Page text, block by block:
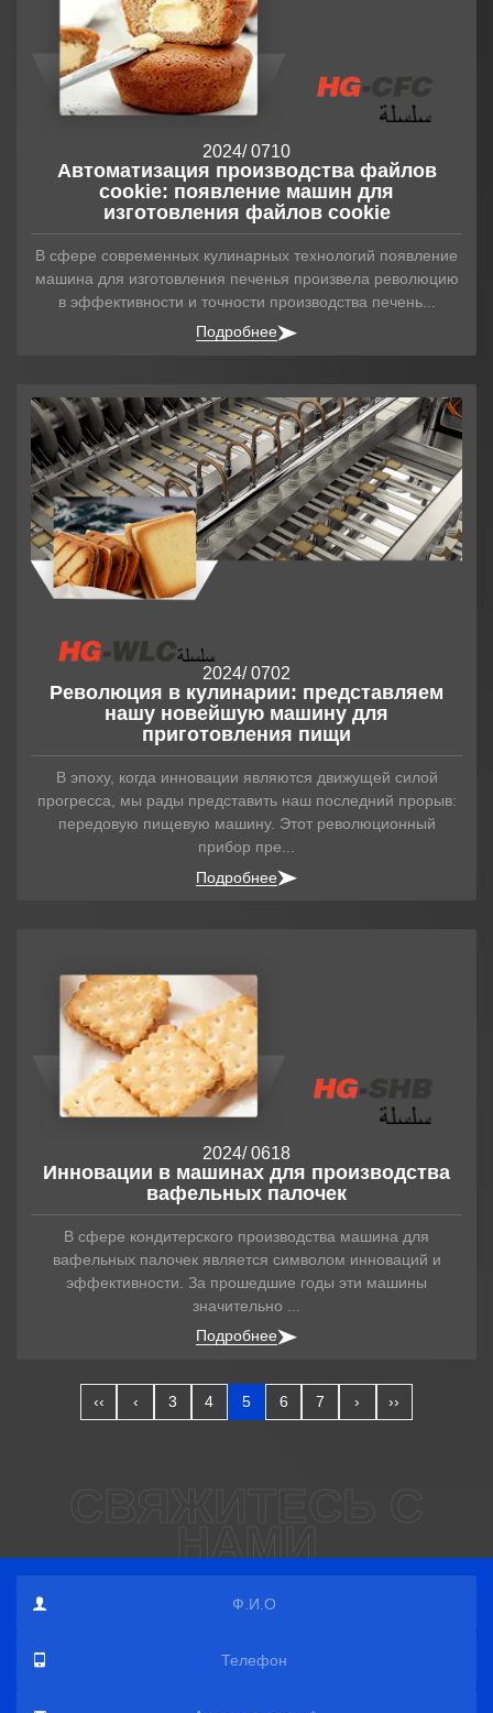
10
/ 07
2024
Автоматизация производства файлов
cookie: появление машин для
изготовления файлов cookie
В сфере современных кулинарных технологий появление
машина для изготовления печенья произвела революцию
в эффективности и точности производства печень...
Подробнее
02
/ 07
2024
Революция в кулинарии: представляем
нашу новейшую машину для
приготовления пищи
В эпоху, когда инновации являются движущей силой
прогресса, мы рады представить наш последний прорыв:
передовую пищевую машину. Этот революционный
прибор пре...
Подробнее
18
/ 06
2024
Инновации в машинах для производства
вафельных палочек
В сфере кондитерского производства машина для
вафельных палочек является символом инноваций и
эффективности. За прошедшие годы эти машины
значительно ...
Подробнее
‹‹ ‹ 3 4 5 6 7 › ››
НАМИ